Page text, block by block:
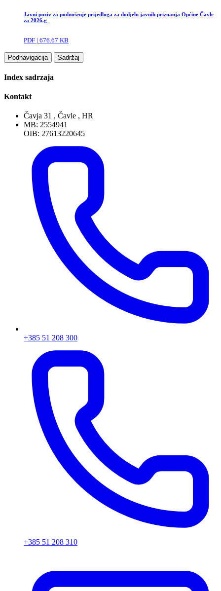
Javni poziv za podnošenje prijedloga za dodjelu javnih priznanja Općine Čavle
za 2026.g_
PDF | 676.67 KB
Podnavigacija Sadržaj
Index sadrzaja
Kontakt
Čavja 31 , Čavle , HR
MB: 2554941
OIB: 27613220645
+385 51 208 300
+385 51 208 310